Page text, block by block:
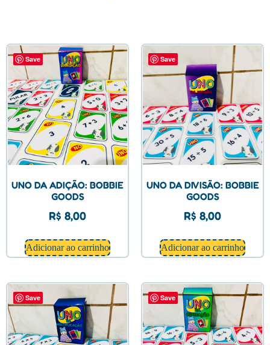
Save
UNO DA ADIÇÃO: BOBBIE
GOODS
R$ 8,00
Adicionar ao carrinho
Save
UNO DA DIVISÃO: BOBBIE
GOODS
R$ 8,00
Adicionar ao carrinho
Save Save